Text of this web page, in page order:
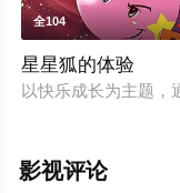
全104
星星狐的体验
以快乐成长为主题，
影视评论